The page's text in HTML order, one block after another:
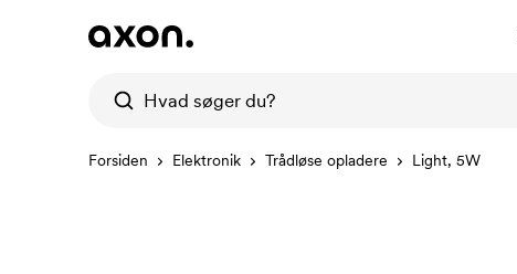
Forsiden Elektronik Trådløse opladere Light, 5W